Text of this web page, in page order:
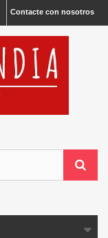
Contacte con nosotros